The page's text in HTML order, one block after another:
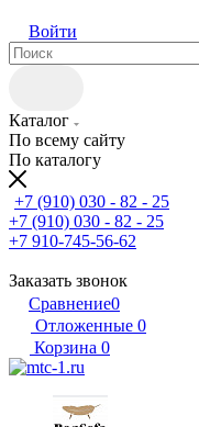
Войти
Каталог
По всему сайту
По каталогу
+7 (910) 030 - 82 - 25
+7 (910) 030 - 82 - 25
+7 910-745-56-62
Заказать звонок
Сравнение0
Отложенные 0
Корзина 0